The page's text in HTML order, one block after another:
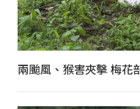
兩颱風、猴害夾擊 梅花